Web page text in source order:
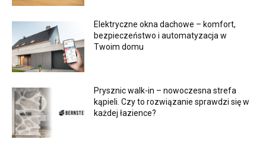
Elektryczne okna dachowe – komfort,
bezpieczeństwo i automatyzacja w
Twoim domu
Prysznic walk-in – nowoczesna strefa
kąpieli. Czy to rozwiązanie sprawdzi się w
każdej łazience?